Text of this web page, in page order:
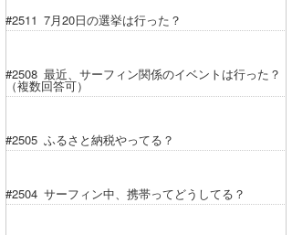
#2511 7月20日の選挙は行った？
#2508 最近、サーフィン関係のイベントは行った？
（複数回答可）
#2505 ふるさと納税やってる？
#2504 サーフィン中、携帯ってどうしてる？